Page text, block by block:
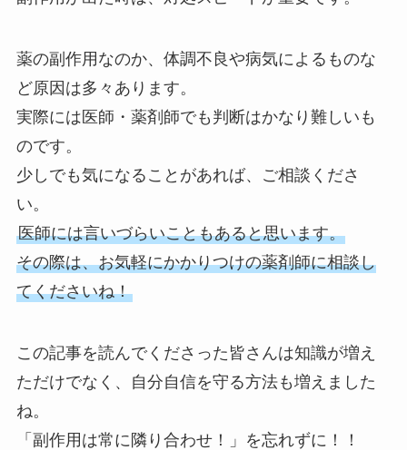
薬の副作用なのか、体調不良や病気によるものな
ど原因は多々あります。
実際には医師・薬剤師でも判断はかなり難しいも
のです。
少しでも気になることがあれば、ご相談くださ
い。
医師には言いづらいこともあると思います。
その際は、お気軽にかかりつけの薬剤師に相談し
てくださいね！
この記事を読んでくださった皆さんは知識が増え
ただけでなく、自分自信を守る方法も増えました
ね。
「副作用は常に隣り合わせ！」を忘れずに！！